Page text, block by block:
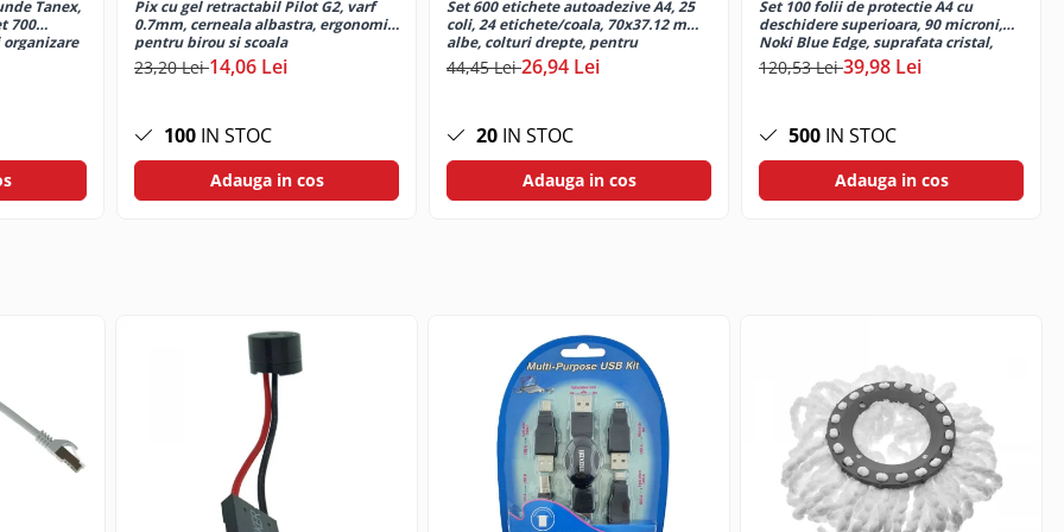
Tanex,
700
Pix cu gel retractabil Pilot G2, varf
0.7mm, cerneala albastra, ergonomic,
pentru birou si scoala
23,20 Lei14,06 Lei
100 IN STOC
Adauga in cos
Set 600 etichete autoadezive A4, 25
coli, 24 etichete/coala, 70x37.12 mm,
albe, colturi drepte, pentru
imprimante laser si inkjet, Tanex
44,45 Lei26,94 Lei
20 IN STOC
Adauga in cos
Set 100 folii de protectie A4 cu
deschidere superioara, 90 microni,
Noki Blue Edge, suprafata cristal,
perforate
120,53 Lei39,98 Lei
500 IN STOC
Adauga in cos